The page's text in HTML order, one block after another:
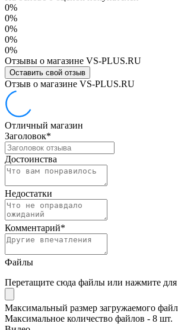
0%
0%
0%
0%
0%
Отзывы о магазине VS-PLUS.RU
Оставить свой отзыв
Отзыв о магазине VS-PLUS.RU
Отличный магазин
Заголовок*
Достоинства
Недостатки
Комментарий*
Файлы
Перетащите сюда файлы или нажмите
Максимальный размер загружаемого
Максимальное количество файлов - 8 шт.